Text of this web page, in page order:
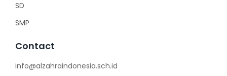
SD
SMP
Contact
info@alzahraindonesia.sch.id